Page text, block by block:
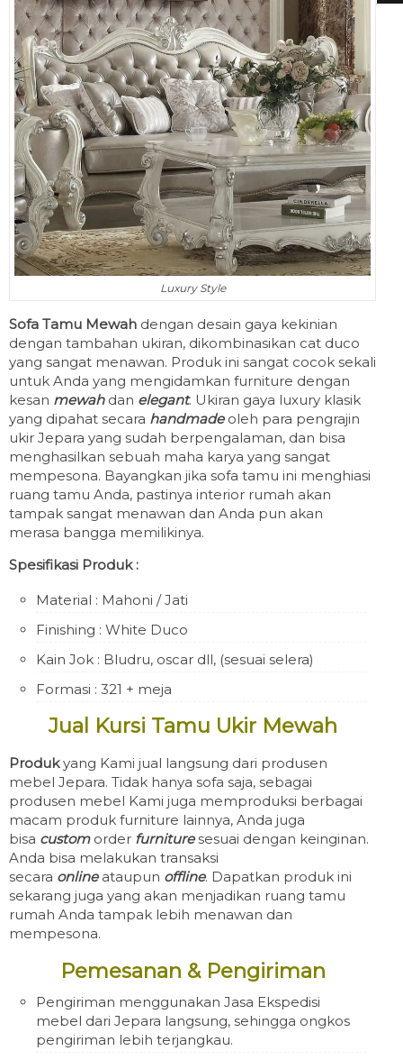
Luxury Style
Sofa Tamu Mewah dengan desain gaya kekinian
dengan tambahan ukiran, dikombinasikan cat duco
yang sangat menawan. Produk ini sangat cocok sekali
untuk Anda yang mengidamkan furniture dengan
kesan mewahdan elegant. Ukiran gaya luxury klasik
yang dipahat secara handmadeoleh para pengrajin
ukir Jepara yang sudah berpengalaman, dan bisa
menghasilkan sebuah maha karya yang sangat
mempesona. Bayangkan jika sofa tamu ini menghiasi
ruang tamu Anda, pastinya interior rumah akan
tampak sangat menawan dan Anda pun akan
merasa bangga memilikinya.
Spesifikasi Produk :
Material : Mahoni / Jati
Finishing : White Duco
Kain Jok : Bludru, oscar dll, (sesuai selera)
Formasi : 321 + meja
Jual Kursi Tamu Ukir Mewah
Produkyang Kami jual langsung dari produsen
mebel Jepara. Tidak hanya sofa saja, sebagai
produsen mebel Kami juga memproduksi berbagai
macam produk furniture lainnya, Anda juga
bisa customorder furnituresesuai dengan keinginan.
Anda bisa melakukan transaksi
secara online ataupun offline. Dapatkan produk ini
sekarang juga yang akan menjadikan ruang tamu
rumah Anda tampak lebih menawan dan
mempesona.
Pemesanan & Pengiriman
Pengiriman menggunakan Jasa Ekspedisi
mebel dari Jepara langsung, sehingga ongkos
pengiriman lebih terjangkau.